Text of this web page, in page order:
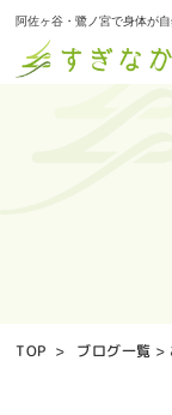
阿佐ヶ谷・鷺ノ宮で身体が
TOP > ブログ一覧 >